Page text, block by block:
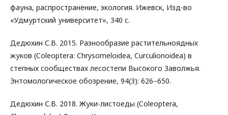
фауна, распространение, экология. Ижевск, Изд-во
«Удмуртский университет», 340 с.
Дедюхин С.В. 2015. Разнообразие растительноядных
жуков (Coleoptera: Chrysomeloidea, Curculionoidea) в
степных сообществах лесостепи Высокого Заволжья.
Энтомологическое обозрение, 94(3): 626–650.
Дедюхин С.В. 2018. Жуки-листоеды (Coleoptera,